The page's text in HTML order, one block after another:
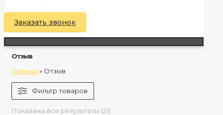
Заказать звонок
Отзыв
Главная » Отзыв
Фильтр товаров
Показаны все результаты (21)